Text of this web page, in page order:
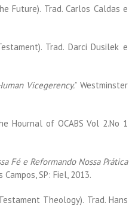
Future). Trad. Carlos Caldas e
Trad. Darci Dusilek e
Vicegerency.” Westminster
Hournal of OCABS Vol 2.No 1
Fé e Reformando Nossa Prática
SP: Fiel, 2013.
Theology). Trad. Hans